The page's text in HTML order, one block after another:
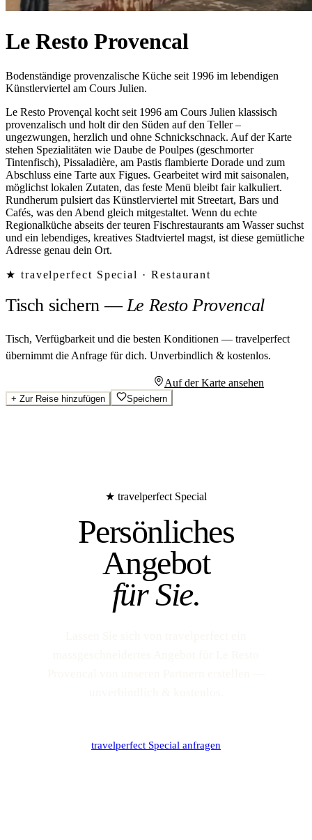
Le Resto Provencal
Bodenständige provenzalische Küche seit 1996 im lebendigen
Künstlerviertel am Cours Julien.
Le Resto Provençal kocht seit 1996 am Cours Julien klassisch
provenzalisch und holt dir den Süden auf den Teller –
ungezwungen, herzlich und ohne Schnickschnack. Auf der Karte
stehen Spezialitäten wie Daube de Poulpes (geschmorter
Tintenfisch), Pissaladière, am Pastis flambierte Dorade und zum
Abschluss eine Tarte aux Figues. Gearbeitet wird mit saisonalen,
möglichst lokalen Zutaten, das feste Menü bleibt fair kalkuliert.
Rundherum pulsiert das Künstlerviertel mit Streetart, Bars und
Cafés, was den Abend gleich mitgestaltet. Wenn du echte
Regionalküche abseits der teuren Fischrestaurants am Wasser suchst
und ein lebendiges, kreatives Stadtviertel magst, ist diese gemütliche
Adresse genau dein Ort.
★ travelperfect Special · Restaurant
Tisch sichern—Le Resto Provencal
Tisch, Verfügbarkeit und die besten Konditionen — travelperfect
übernimmt die Anfrage für dich. Unverbindlich & kostenlos.
Auf der Karte ansehen
+ Zur Reise hinzufügen Speichern
★ travelperfect Special
Persönliches
Angebot
für Sie.
travelperfect Special anfragen